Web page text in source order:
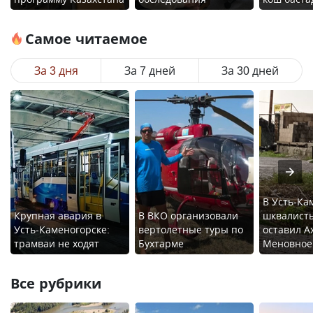
Самое читаемое
За 3 дня
Крупная авария в
Усть-Каменогорске:
трамваи не ходят
В ВКО организовали
вертолетные туры по
Бухтарме
В Усть-
оставил
Меновное
За 7 дней За 30 дней
Все рубрики